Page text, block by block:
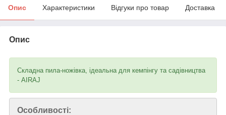
Опис Характеристики Відгуки про товар Доставка
Опис
Складна пила-ножівка, ідеальна для кемпінгу та садівництва
- AIRAJ
Особливості: